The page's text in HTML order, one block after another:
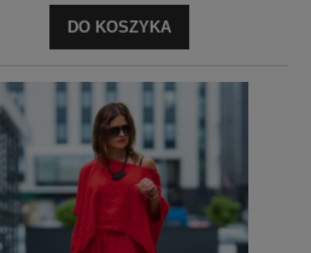
DO KOSZYKA